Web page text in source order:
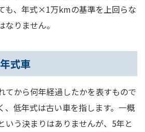
も、年式×1万kmの基準を上回らな
りません。
式車
てから何年経過したかを表すもので
、低年式は古い車を指します。一概
いう決まりはありませんが、5年と